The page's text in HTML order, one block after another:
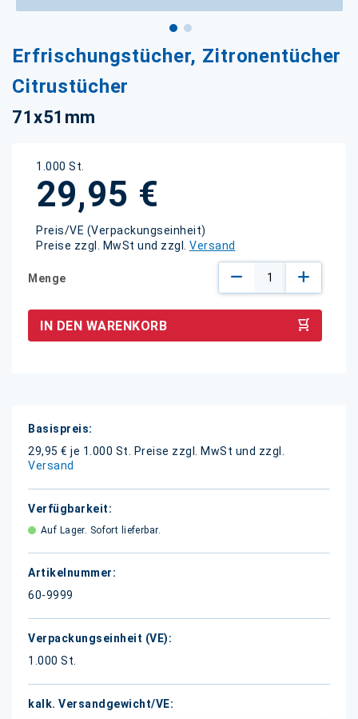
Erfrischungstücher, Zitronentücher
Citrustücher
71x51mm
1.000 St.
29,95 €
Preis/VE (Verpackungseinheit)
Preise zzgl. MwSt und zzgl. Versand
Menge
IN DEN WARENKORB
Weitere
Informationen
29,95 € je 1.000 St.
Preise zzgl. MwSt und zzgl.
Versand
Auf Lager. Sofort lieferbar.
60-9999
1.000 St.
Anfang
der
Bildgalerie
springen